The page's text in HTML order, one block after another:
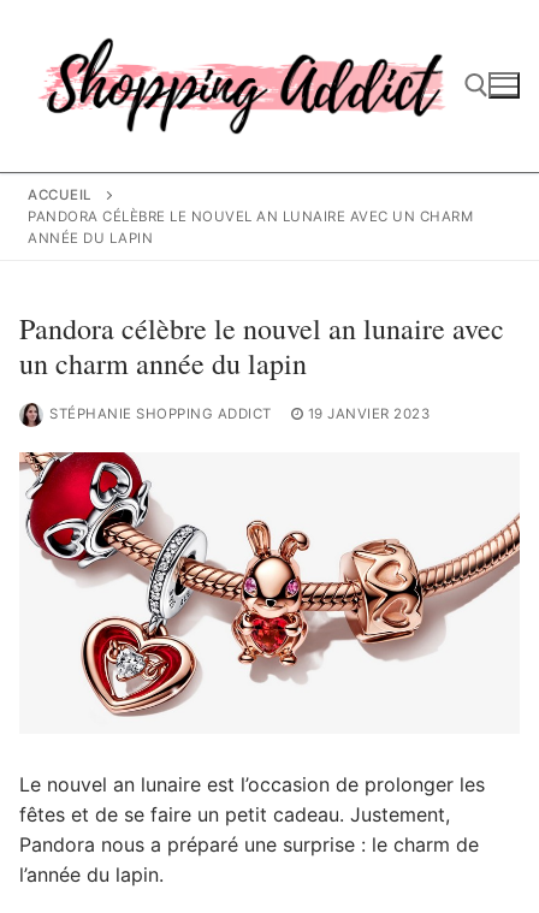
contenu
ACCUEIL
PANDORA CÉLÈBRE LE NOUVEL AN LUNAIRE AVEC UN CHARM
ANNÉE DU LAPIN
Pandora célèbre le nouvel an lunaire avec
un charm année du lapin
STÉPHANIE SHOPPING ADDICT 19 JANVIER 2023
Le nouvel an lunaire est l’occasion de prolonger les
fêtes et de se faire un petit cadeau. Justement,
Pandora nous a préparé une surprise : le charm de
l’année du lapin.